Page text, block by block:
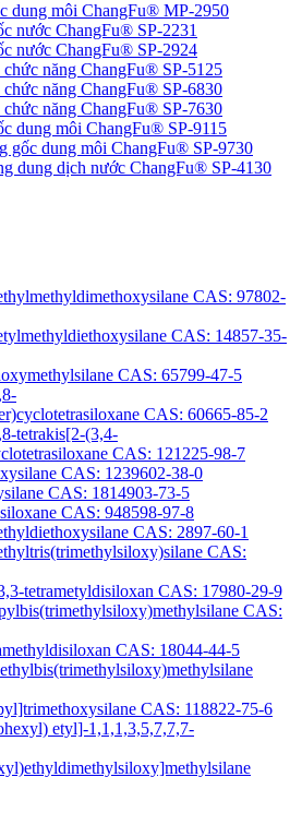
dung môi ChangFu® MP-2950
nước ChangFu® SP-2231
nước ChangFu® SP-2924
năng ChangFu® SP-5125
năng ChangFu® SP-6830
năng ChangFu® SP-7630
dung môi ChangFu® SP-9115
gốc dung môi ChangFu® SP-9730
dung dịch nước ChangFu® SP-4130
CAS: 97802-
CAS: 14857-35-
CAS: 65799-47-5
CAS: 60665-85-2
tetrakis[2-(3,4-
CAS: 121225-98-7
CAS: 1239602-38-0
CAS: 1814903-73-5
CAS: 948598-97-8
CAS: 2897-60-1
CAS:
tetrametyldisiloxan CAS: 17980-29-9
CAS:
CAS: 18044-44-5
CAS: 118822-75-6
etyl]-1,1,1,3,5,7,7,7-